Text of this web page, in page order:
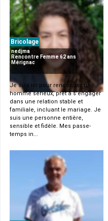
Bricolage
nedjma
Rencontre Femme 62 ans
Mérignac
Je suis ici pour rencontrer un
homme sérieux, prêt à s'engager
dans une relation stable et
familiale, incluant le mariage. Je
suis une personne entière,
sensible et fidèle. Mes passe-
temps in...